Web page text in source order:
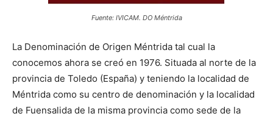
Fuente: IVICAM. DO Méntrida
La Denominación de Origen Méntrida tal cual la
conocemos ahora se creó en 1976. Situada al norte de la
provincia de Toledo (España) y teniendo la localidad de
Méntrida como su centro de denominación y la localidad
de Fuensalida de la misma provincia como sede de la